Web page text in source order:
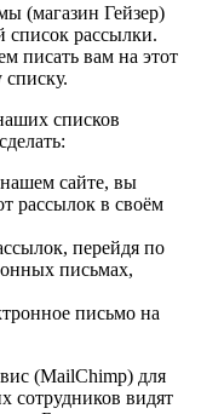
(магазин Гейзер)
список рассылки.
писать вам на этот
списков
нашем сайте, вы
рассылок в своём
перейдя по
письмах,
письмо на
(MailChimp) для
сотрудников видят